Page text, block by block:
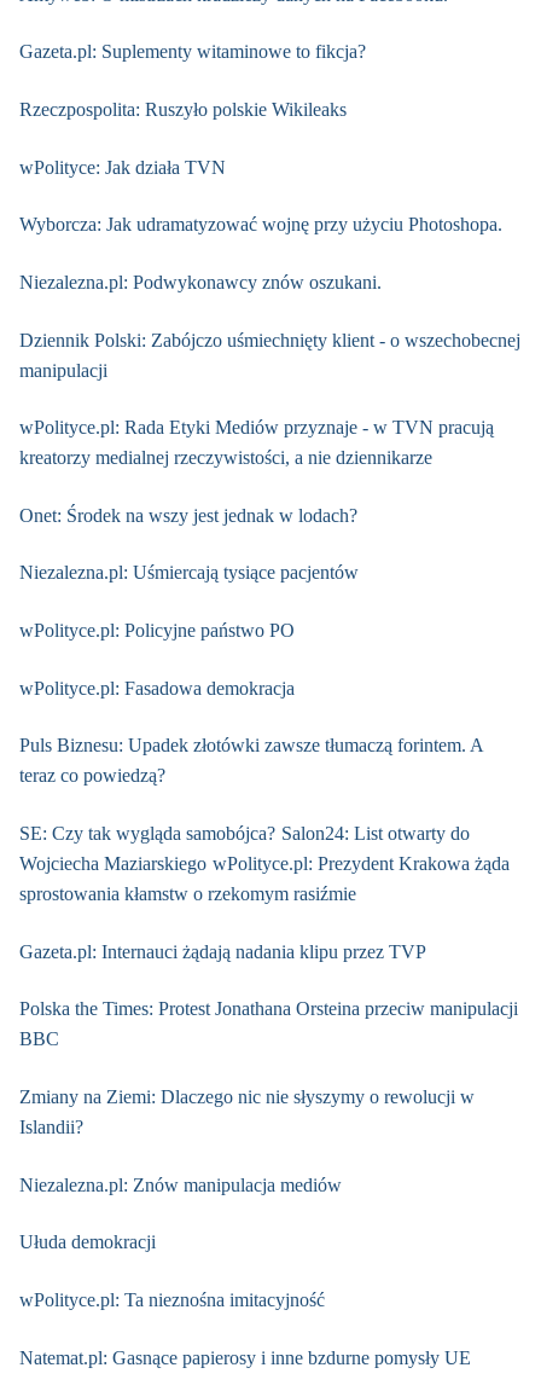
Gazeta.pl: Suplementy witaminowe to fikcja?
Rzeczpospolita: Ruszyło polskie Wikileaks
wPolityce: Jak działa TVN
Wyborcza: Jak udramatyzować wojnę przy użyciu Photoshopa.
Niezalezna.pl: Podwykonawcy znów oszukani.
Dziennik Polski: Zabójczo uśmiechnięty klient - o wszechobecnej
manipulacji
wPolityce.pl: Rada Etyki Mediów przyznaje - w TVN pracują
kreatorzy medialnej rzeczywistości, a nie dziennikarze
Onet: Środek na wszy jest jednak w lodach?
Niezalezna.pl: Uśmiercają tysiące pacjentów
wPolityce.pl: Policyjne państwo PO
wPolityce.pl: Fasadowa demokracja
Puls Biznesu: Upadek złotówki zawsze tłumaczą forintem. A
teraz co powiedzą?
SE: Czy tak wygląda samobójca? Salon24: List otwarty do
Wojciecha Maziarskiego wPolityce.pl: Prezydent Krakowa żąda
sprostowania kłamstw o rzekomym rasiźmie
Gazeta.pl: Internauci żądają nadania klipu przez TVP
Polska the Times: Protest Jonathana Orsteina przeciw manipulacji
BBC
Zmiany na Ziemi: Dlaczego nic nie słyszymy o rewolucji w
Islandii?
Niezalezna.pl: Znów manipulacja mediów
Ułuda demokracji
wPolityce.pl: Ta nieznośna imitacyjność
Natemat.pl: Gasnące papierosy i inne bzdurne pomysły UE